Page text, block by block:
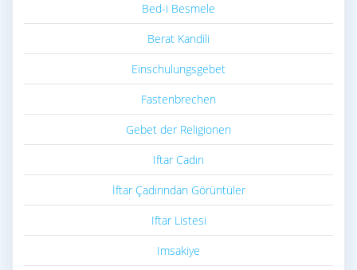
Bed-i Besmele
Berat Kandili
Einschulungsgebet
Fastenbrechen
Gebet der Religionen
Iftar Cadırı
İftar Çadırından Görüntüler
Iftar Listesi
Imsakiye